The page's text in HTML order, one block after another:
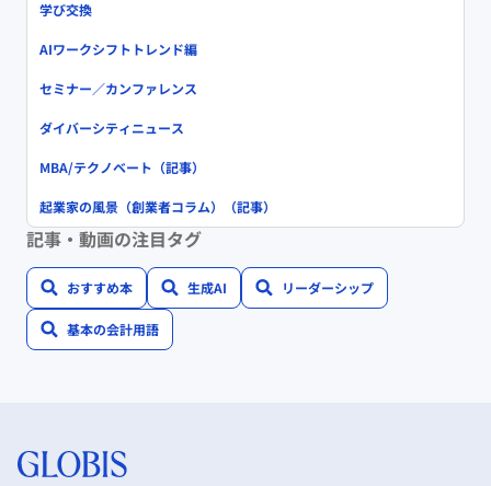
学び交換
AIワークシフトトレンド編
セミナー／カンファレンス
ダイバーシティニュース
MBA/テクノベート（記事）
起業家の風景（創業者コラム）（記事）
記事・動画の注目タグ
おすすめ本 生成AI リーダーシップ
基本の会計用語